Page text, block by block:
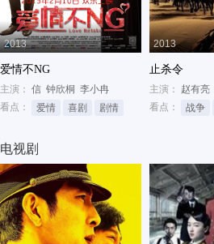
2013
爱情不NG
主演： 信 钟欣桐 李小冉
看点：
爱情 喜剧 剧情
2013
止杀令
主演： 赵有亮
看点：
战争
电视剧